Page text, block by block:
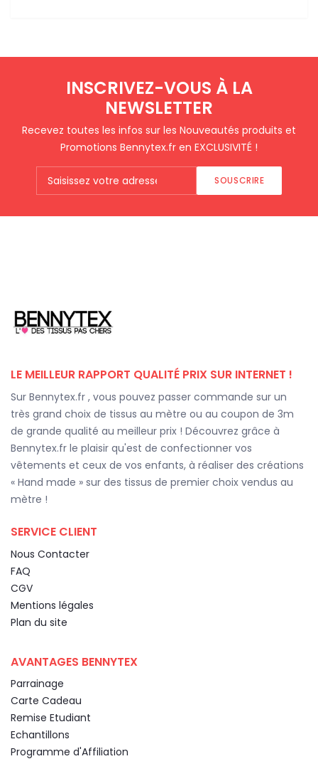
INSCRIVEZ-VOUS À LA
NEWSLETTER
Recevez toutes les infos sur les Nouveautés produits et
Promotions Bennytex.fr en EXCLUSIVITÉ !
SOUSCRIRE
LE MEILLEUR RAPPORT QUALITÉ PRIX SUR INTERNET !
Sur Bennytex.fr , vous pouvez passer commande sur un
très grand choix de tissus au mètre ou au coupon de 3m
de grande qualité au meilleur prix ! Découvrez grâce à
Bennytex.fr le plaisir qu'est de confectionner vos
vêtements et ceux de vos enfants, à réaliser des créations
« Hand made » sur des tissus de premier choix vendus au
mètre !
SERVICE CLIENT
Nous Contacter
FAQ
CGV
Mentions légales
Plan du site
AVANTAGES BENNYTEX
Parrainage
Carte Cadeau
Remise Etudiant
Echantillons
Programme d'Affiliation